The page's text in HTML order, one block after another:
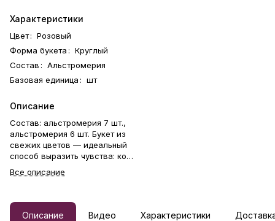
Характеристики
Цвет: Розовый
Форма букета: Круглый
Состав: Альстромерия
Базовая единица: шт
Описание
Состав: альстромерия 7 шт.,
альстромерия 6 шт. Букет из
свежих цветов — идеальный
способ выразить чувства: ко
Марта, 14 Февраля, Дню
бабушки и дедушки или просто
в знак внимания и заботы.
Все описание
Описание Видео Характеристики